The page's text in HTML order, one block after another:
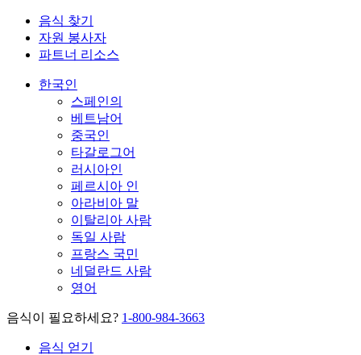
음식 찾기
자원 봉사자
파트너 리소스
한국인
스페인의
베트남어
중국인
타갈로그어
러시아인
페르시아 인
아라비아 말
이탈리아 사람
독일 사람
프랑스 국민
네덜란드 사람
영어
음식이 필요하세요? 1-800-984-3663
음식 얻기